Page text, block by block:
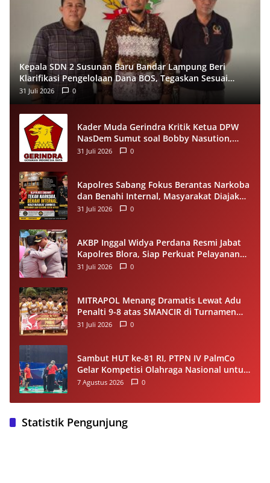
Kepala SDN 2 Susunan Baru Bandar Lampung Beri
Klarifikasi Pengelolaan Dana BOS, Tegaskan Sesuai
Juknis
31 Juli 2026 0
Kader Muda Gerindra Kritik Ketua DPW
NasDem Sumut soal Bobby Nasution,
Singgung Polemik Walk Out Paripurna
31 Juli 2026 0
Kapolres Sabang Fokus Berantas Narkoba
dan Benahi Internal, Masyarakat Diajak
Dukung Proses Penegakan Hukum
31 Juli 2026 0
AKBP Inggal Widya Perdana Resmi Jabat
Kapolres Blora, Siap Perkuat Pelayanan
Publik dan Kamtibmas
31 Juli 2026 0
MITRAPOL Menang Dramatis Lewat Adu
Penalti 9-8 atas SMANCIR di Turnamen
HUT Ke-81 RI Kecamatan Cirinten
31 Juli 2026 0
Sambut HUT ke-81 RI, PTPN IV PalmCo
Gelar Kompetisi Olahraga Nasional untuk
Perkuat Soliditas Karyawan
7 Agustus 2026 0
Statistik Pengunjung